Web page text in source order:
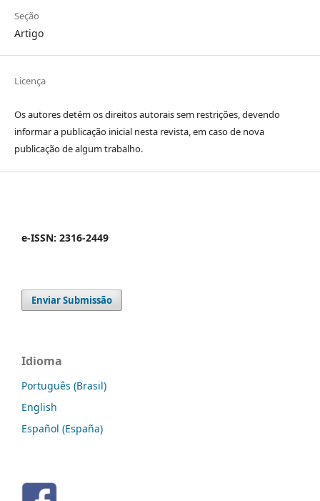
Seção
Artigo
Licença
Os autores detém os direitos autorais sem restrições, devendo
informar a publicação inicial nesta revista, em caso de nova
publicação de algum trabalho.
e-ISSN: 2316-2449
Enviar Submissão
Idioma
Português (Brasil)
English
Español (España)